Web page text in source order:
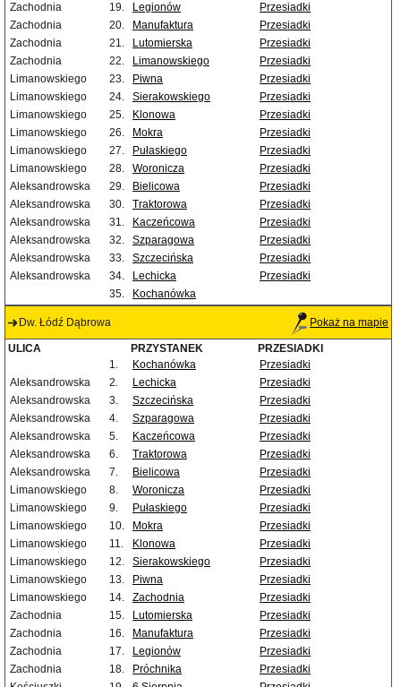
Zachodnia
19. Legionów
Przesiadki
Zachodnia
20. Manufaktura
Przesiadki
Zachodnia
21. Lutomierska
Przesiadki
Zachodnia
22. Limanowskiego
Przesiadki
Limanowskiego
23. Piwna
Przesiadki
Limanowskiego
24. Sierakowskiego
Przesiadki
Limanowskiego
25. Klonowa
Przesiadki
Limanowskiego
26. Mokra
Przesiadki
Limanowskiego
27. Pułaskiego
Przesiadki
Limanowskiego
28. Woronicza
Przesiadki
Aleksandrowska
29. Bielicowa
Przesiadki
Aleksandrowska
30. Traktorowa
Przesiadki
Aleksandrowska
31. Kaczeńcowa
Przesiadki
Aleksandrowska
32. Szparagowa
Przesiadki
Aleksandrowska
33. Szczecińska
Przesiadki
Aleksandrowska
34. Lechicka
Przesiadki
35.
Kochanówka
Dw. Łódź Dąbrowa Pokaż na mapie
ULICA PRZYSTANEK
PRZESIADKI
1.
Kochanówka
Przesiadki
Aleksandrowska
2. Lechicka
Przesiadki
Aleksandrowska
3. Szczecińska
Przesiadki
Aleksandrowska
4. Szparagowa
Przesiadki
Aleksandrowska
5. Kaczeńcowa
Przesiadki
Aleksandrowska
6. Traktorowa
Przesiadki
Aleksandrowska
7. Bielicowa
Przesiadki
Limanowskiego
8. Woronicza
Przesiadki
Limanowskiego
9. Pułaskiego
Przesiadki
Limanowskiego
10. Mokra
Przesiadki
Limanowskiego
11. Klonowa
Przesiadki
Limanowskiego
12. Sierakowskiego
Przesiadki
Limanowskiego
13. Piwna
Przesiadki
Limanowskiego
14. Zachodnia
Przesiadki
Zachodnia
15. Lutomierska
Przesiadki
Zachodnia
16. Manufaktura
Przesiadki
Zachodnia
17. Legionów
Przesiadki
Zachodnia
18. Próchnika
Przesiadki